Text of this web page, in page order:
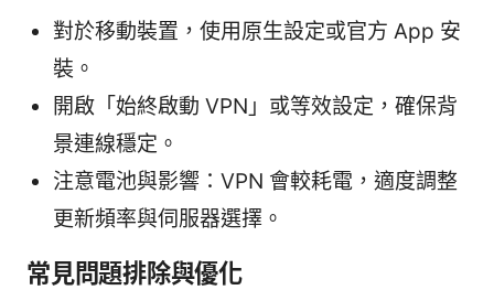
對於移動裝置，使用原生設定或官方 App 安
裝。
開啟「始終啟動 VPN」或等效設定，確保背
景連線穩定。
注意電池與影響：VPN 會較耗電，適度調整
更新頻率與伺服器選擇。
常見問題排除與優化